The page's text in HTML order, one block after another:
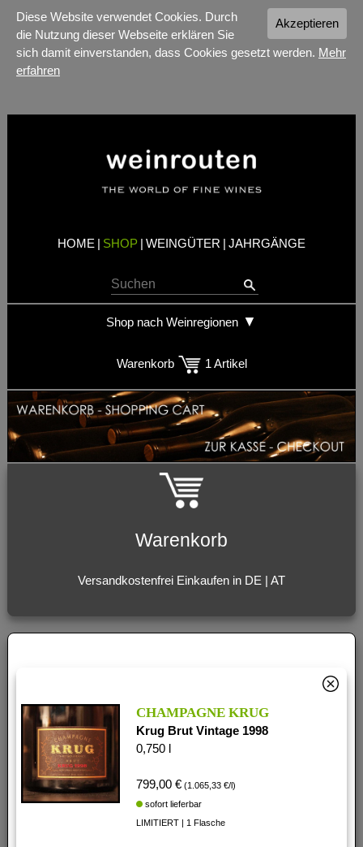
Akzeptieren
Diese Website verwendet Cookies. Durch
die Nutzung dieser Webseite erklären Sie
sich damit einverstanden, dass Cookies gesetzt werden. Mehr
erfahren
HOME | SHOP | WEINGÜTER | JAHRGÄNGE
Shop nach Weinregionen
Warenkorb 1 Artikel
Warenkorb
Versandkostenfrei Einkaufen in DE | AT
CHAMPAGNE KRUG
Krug Brut Vintage 1998
0,750 l
799,00 €(1.065,33 €/l)
sofort lieferbar
LIMITIERT | 1 Flasche